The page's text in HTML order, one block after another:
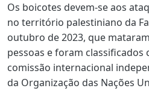
Os boicotes devem-se aos
no território palestiniano da
outubro de 2023, que
pessoas e foram
comissão internacional
da Organização das Nações